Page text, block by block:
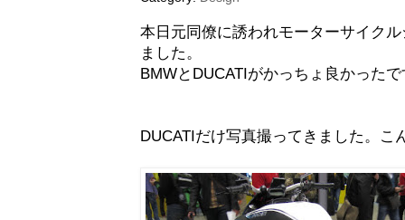
本日元同僚に誘われモーターサイク
ました。
BMWとDUCATIがかっちょ良かったで
DUCATIだけ写真撮ってきました。こ